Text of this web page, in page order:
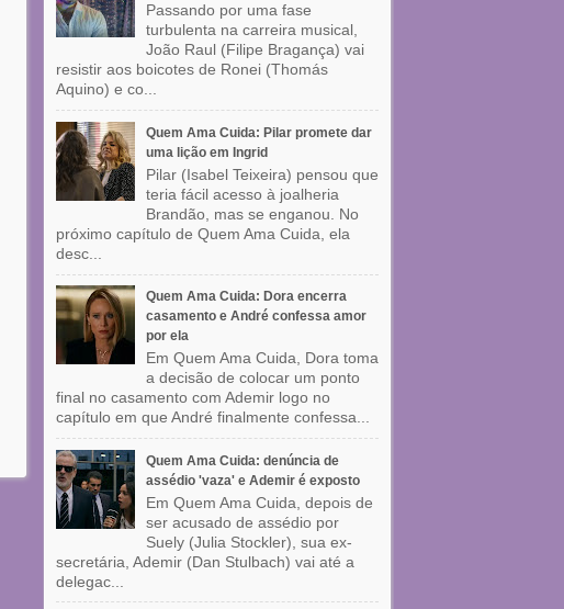
Passando por uma fase
turbulenta na carreira musical,
João Raul (Filipe Bragança) vai
resistir aos boicotes de Ronei (Thomás
Aquino) e co...
Quem Ama Cuida: Pilar promete dar
uma lição em Ingrid
Pilar (Isabel Teixeira) pensou que
teria fácil acesso à joalheria
Brandão, mas se enganou. No
próximo capítulo de Quem Ama Cuida, ela
desc...
Quem Ama Cuida: Dora encerra
casamento e André confessa amor
por ela
Em Quem Ama Cuida, Dora toma
a decisão de colocar um ponto
final no casamento com Ademir logo no
capítulo em que André finalmente confessa...
Quem Ama Cuida: denúncia de
assédio 'vaza' e Ademir é exposto
Em Quem Ama Cuida, depois de
ser acusado de assédio por
Suely (Julia Stockler), sua ex-
secretária, Ademir (Dan Stulbach) vai até a
delegac...